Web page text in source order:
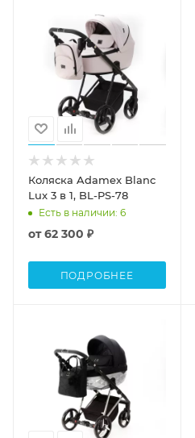
Коляска Adamex Blanc
Lux 3 в 1, BL-PS-78
Есть в наличии: 6
от62 300 ₽
ПОДРОБНЕЕ